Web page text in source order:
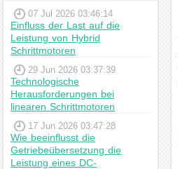
07 Jul 2026 03:46:14
Einfluss der Last auf die
Leistung von Hybrid
Schrittmotoren
29 Jun 2026 03:37:39
Technologische
Herausforderungen bei
linearen Schrittmotoren
17 Jun 2026 03:47:28
Wie beeinflusst die
Getriebeübersetzung die
Leistung eines DC-